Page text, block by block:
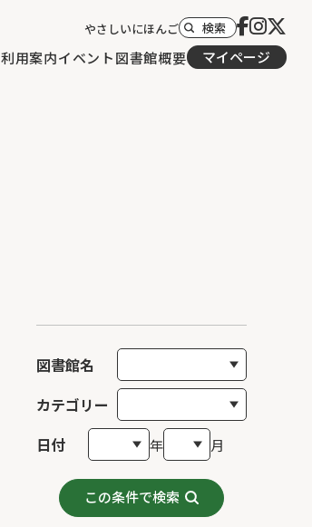
利用案内イベント図書館概要 マイページ
やさしいにほんご 検索
図書館名
カテゴリー
日付
年 月
この条件で検索